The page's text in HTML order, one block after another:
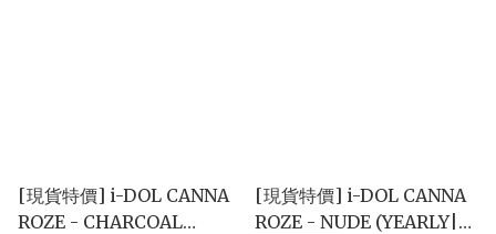
[現貨特價] i-DOL CANNA
ROZE - CHARCOAL
[現貨特價] i-DOL CANNA
ROZE - NUDE (YEARLY|單